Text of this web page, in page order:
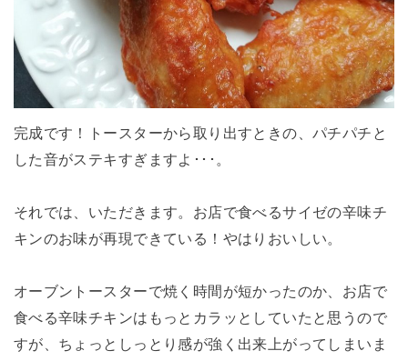
完成です！トースターから取り出すときの、パチパチと
した音がステキすぎますよ･･･。
それでは、いただきます。お店で食べるサイゼの辛味チ
キンのお味が再現できている！やはりおいしい。
オーブントースターで焼く時間が短かったのか、お店で
食べる辛味チキンはもっとカラッとしていたと思うので
すが、ちょっとしっとり感が強く出来上がってしまいま